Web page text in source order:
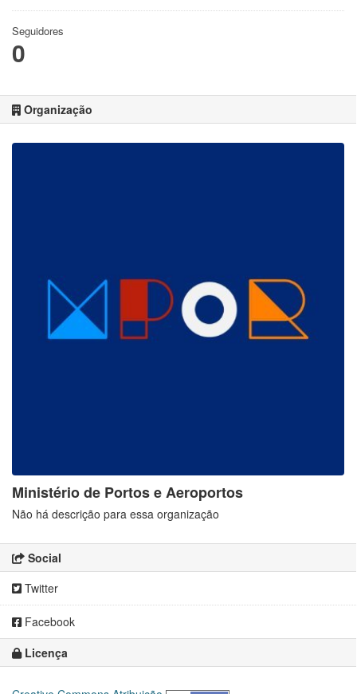
Seguidores
0
Organização
Ministério de Portos e Aeroportos
Não há descrição para essa organização
Social
Twitter
Facebook
Licença